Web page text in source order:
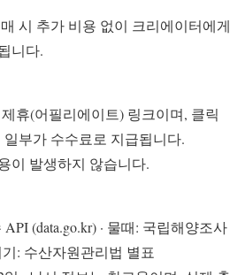
시 추가 비용 없이 크리에이터에게
니다.
휴(어필리에이트) 링크이며, 클릭
부가 수수료로 지급됩니다.
이 발생하지 않습니다.
(data.go.kr) · 물때: 국립해양조사
: 수산자원관리법 별표